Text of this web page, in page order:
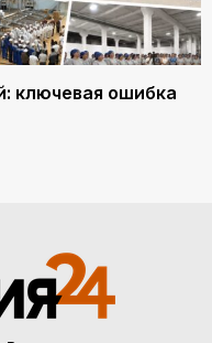
ключевая ошибка